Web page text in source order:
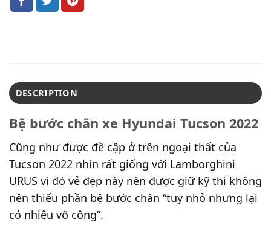
DESCRIPTION
Bệ bước chân xe Hyundai Tucson 2022
Cũng như được đề cập ở trên ngoại thất của
Tucson 2022 nhìn rất giống với Lamborghini
URUS vì đó vẻ đẹp này nên được giữ kỹ thì không
nên thiếu phần bệ bước chân “tuy nhỏ nhưng lại
có nhiều võ công”.